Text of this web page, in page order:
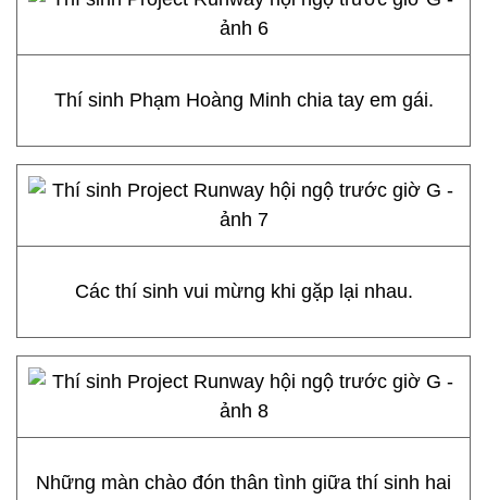
Thí sinh Phạm Hoàng Minh chia tay em gái.
Các thí sinh vui mừng khi gặp lại nhau.
Những màn chào đón thân tình giữa thí sinh hai